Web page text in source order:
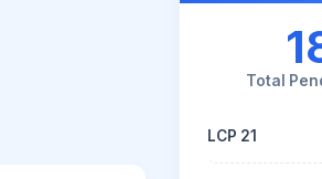
Total
LCP 21